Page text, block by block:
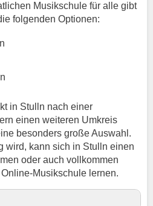
Musikschule für alle gibt
folgenden Optionen:
in Stulln nach einer
einen weiteren Umkreis
besonders große Auswahl.
wird, kann sich in Stulln einen
oder auch vollkommen
Musikschule lernen.